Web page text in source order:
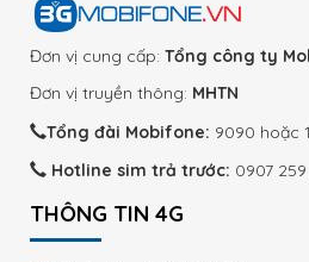
Đơn vị cung cấp: Tổng công ty
Đơn vị truyền thông: MHTN
Tổng đài Mobifone: 9090 hoặc
Hotline sim trả trước: 0907 259
THÔNG TIN 4G